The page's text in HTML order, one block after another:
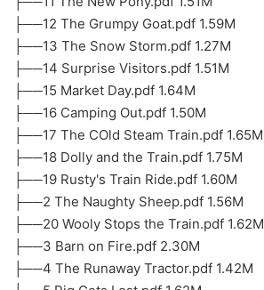
├──12 The Grumpy Goat.pdf 1.59M
├──13 The Snow Storm.pdf 1.27M
├──14 Surprise Visitors.pdf 1.51M
├──15 Market Day.pdf 1.64M
├──16 Camping Out.pdf 1.50M
├──17 The COld Steam Train.pdf 1.65M
├──18 Dolly and the Train.pdf 1.75M
├──19 Rusty's Train Ride.pdf 1.60M
├──2 The Naughty Sheep.pdf 1.56M
├──20 Wooly Stops the Train.pdf 1.62M
├──3 Barn on Fire.pdf 2.30M
├──4 The Runaway Tractor.pdf 1.42M